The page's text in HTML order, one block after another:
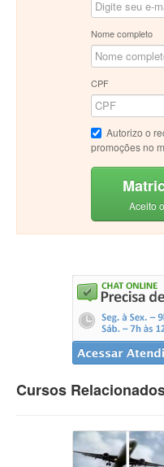
Nome completo
CPF
Autorizo o
promoções no
Aceito
Cursos